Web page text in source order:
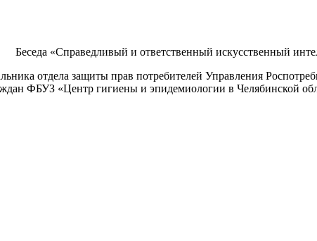
Беседа «Справедливый и ответственный искусственный
отдела защиты прав потребителей Управления
ФБУЗ «Центр гигиены и эпидемиологии в Челябинской